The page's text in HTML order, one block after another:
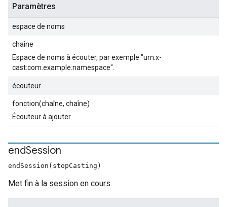
Paramètres
espace de noms
chaîne
Espace de noms à écouter, par exemple "urn:x-
cast:com.example.namespace".
écouteur
fonction(chaîne, chaîne)
Écouteur à ajouter.
endSession
endSession(stopCasting)
Met fin à la session en cours.